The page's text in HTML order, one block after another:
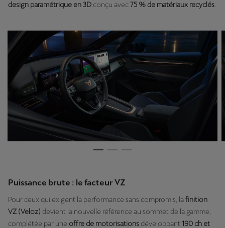
design paramétrique en 3D conçu avec75 % de matériaux recyclés
Puissance brute : le facteur VZ
Pour ceux qui exigent la performance sans compromis, lafinition
VZ (Veloz) devient la nouvelle référence au sommet de la gamme,
complétée par une offre de motorisations développant 190 ch et